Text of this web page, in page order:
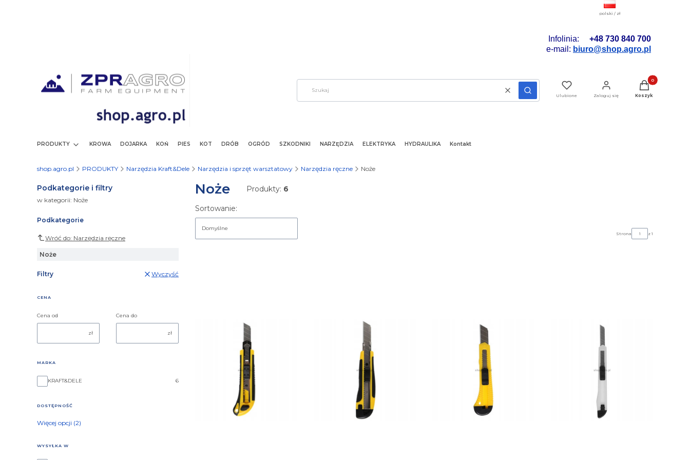
polski / zł
Infolinia: +48 730 840 700
e-mail: biuro@shop.agro.pl
WyczyśćSzukaj Ulubione Zaloguj się
Produkty w
Koszyk
PRODUKTY KROWA DOJARKA KOŃ PIES KOT DRÓB OGRÓD SZKODNIKI NARZĘDZIA ELEKTRYKA HYDRAULIKA Kontakt
shop.agro.pl PRODUKTY Narzędzia Kraft&Dele Narzędzia i sprzęt warsztatowy Narzędzia ręczne Noże
Podkategorie i filtry
w kategorii: Noże
Podkategorie
Wróć do: Narzędzia ręczne
Noże
Filtry Wyczyść
CENA
Cena od
zł
Cena do
zł
MARKA
MarkaKRAFT&DELE 6
DOSTĘPNOŚĆ
Dostępność
Więcej opcji (2)
WYSYŁKA W
Noże Produkty: 6
Lista produktów
Sortowanie:
Domyślne
Strona z 1